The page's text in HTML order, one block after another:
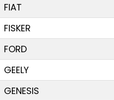
FIAT
FISKER
FORD
GEELY
GENESIS